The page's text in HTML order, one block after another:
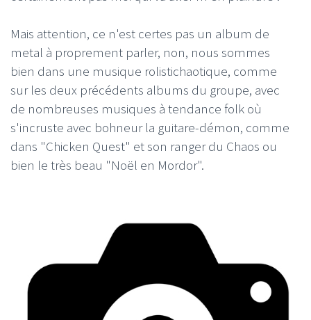
Mais attention, ce n'est certes pas un album de
metal à proprement parler, non, nous sommes
bien dans une musique rolistichaotique, comme
sur les deux précédents albums du groupe, avec
de nombreuses musiques à tendance folk où
s'incruste avec bohneur la guitare-démon, comme
dans "Chicken Quest" et son ranger du Chaos ou
bien le très beau "Noël en Mordor".